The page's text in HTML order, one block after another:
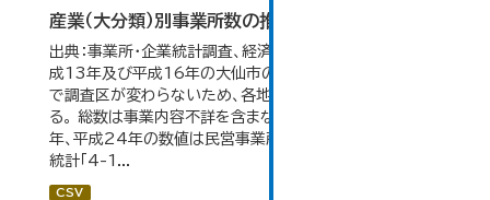
産業（大分類）別事業所数の推移
出典：事業所・企業統計調査、経済センサス。 平成11年、平
成13年及び平成16年の大仙市の数値は、合併前、合併後
で調査区が変わらないため、各地域の数値を合算してい
る。 総数は事業内容不詳を含まない。平成11年、平成16
年、平成24年の数値は民営事業所のみの数値。 大仙市の
統計「4-1...
CSV